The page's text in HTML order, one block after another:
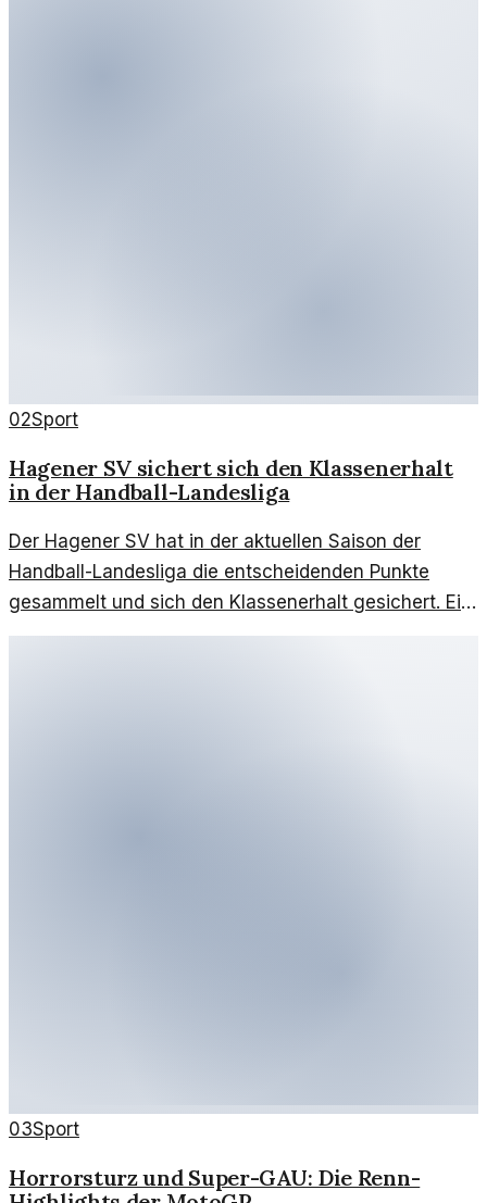
02Sport
Hagener SV sichert sich den Klassenerhalt
in der Handball-Landesliga
Der Hagener SV hat in der aktuellen Saison der
Handball-Landesliga die entscheidenden Punkte
gesammelt und sich den Klassenerhalt gesichert. Ein
Rückblick auf die Saison und die entscheidenden
03Sport
Horrorsturz und Super-GAU: Die Renn-